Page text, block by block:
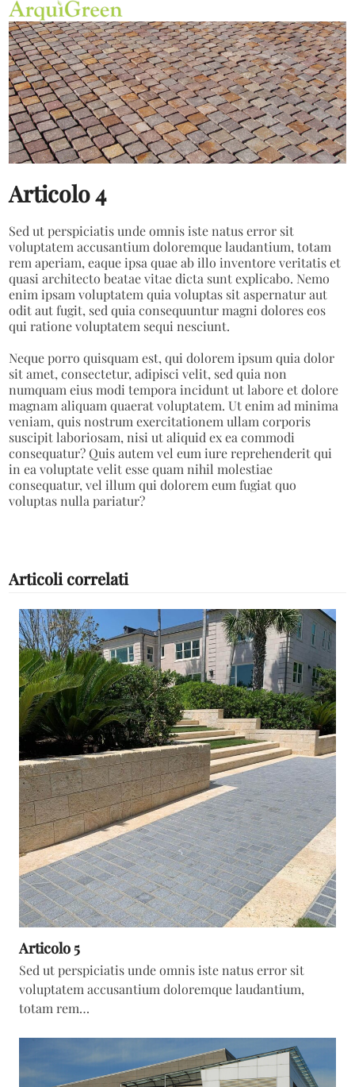
Skip
to
content
Open
mobile
menu
Close
mobile
menu
Articolo 4
Sed ut perspiciatis unde omnis iste natus error sit
voluptatem accusantium doloremque laudantium, totam
rem aperiam, eaque ipsa quae ab illo inventore veritatis et
quasi architecto beatae vitae dicta sunt explicabo. Nemo
enim ipsam voluptatem quia voluptas sit aspernatur aut
odit aut fugit, sed quia consequuntur magni dolores eos
qui ratione voluptatem sequi nesciunt.
Neque porro quisquam est, qui dolorem ipsum quia dolor
sit amet, consectetur, adipisci velit, sed quia non
numquam eius modi tempora incidunt ut labore et dolore
magnam aliquam quaerat voluptatem. Ut enim ad minima
veniam, quis nostrum exercitationem ullam corporis
suscipit laboriosam, nisi ut aliquid ex ea commodi
consequatur? Quis autem vel eum iure reprehenderit qui
in ea voluptate velit esse quam nihil molestiae
consequatur, vel illum qui dolorem eum fugiat quo
voluptas nulla pariatur?
Articoli correlati
Articolo 5
Sed ut perspiciatis unde omnis iste natus error sit
voluptatem accusantium doloremque laudantium,
totam rem…